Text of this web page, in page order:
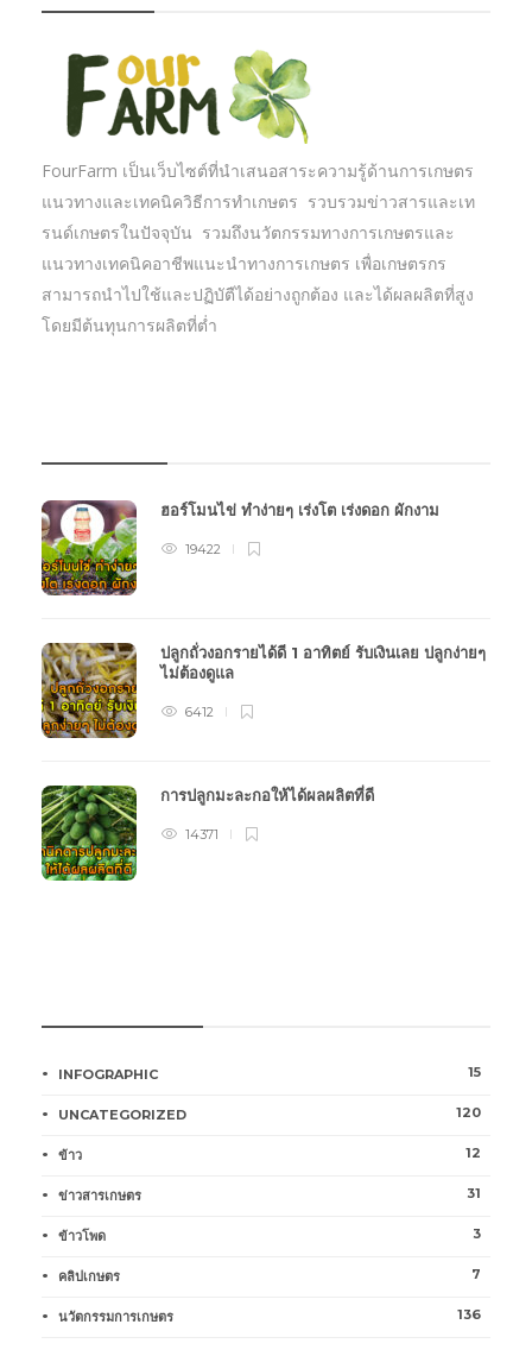
FourFarm เป็นเว็บไซต์ที่นำเสนอสาระความรู้ด้านการเกษตร
แนวทางและเทคนิควิธีการทำเกษตร รวบรวมข่าวสารและเท
รนด์เกษตรในปัจจุบัน รวมถึงนวัตกรรมทางการเกษตรและ
แนวทางเทคนิคอาชีพแนะนำทางการเกษตร เพื่อเกษตรกร
สามารถนำไปใช้และปฏิบัตืได้อย่างถูกต้อง และได้ผลผลิตที่สูง
โดยมีต้นทุนการผลิตที่ต่ำ
ฮอร์โมนไข่ ทำง่ายๆ เร่งโต เร่งดอก ผักงาม
19422
ปลูกถั่วงอกรายได้ดี 1 อาทิตย์ รับเงินเลย ปลูกง่ายๆ
ไม่ต้องดูแล
6412
การปลูกมะละกอให้ได้ผลผลิตที่ดี
14371
INFOGRAPHIC 15
UNCATEGORIZED 120
ข้าว 12
ข่าวสารเกษตร 31
ข้าวโพด 3
คลิปเกษตร 7
นวัตกรรมการเกษตร 136